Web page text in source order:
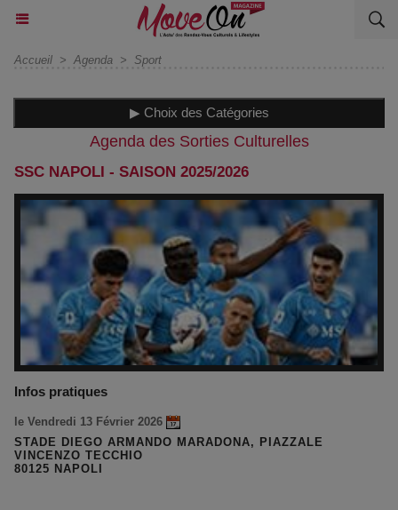
Accueil > Agenda > Sport
▶ Choix des Catégories
Agenda des Sorties Culturelles
SSC NAPOLI - SAISON 2025/2026
Infos pratiques
le Vendredi 13 Février 2026
STADE DIEGO ARMANDO MARADONA, PIAZZALE
VINCENZO TECCHIO
80125 NAPOLI